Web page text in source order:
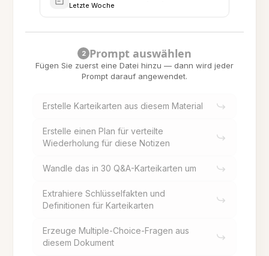
Letzte Woche
2 Prompt auswählen
Fügen Sie zuerst eine Datei hinzu — dann wird jeder
Prompt darauf angewendet.
Erstelle Karteikarten aus diesem Material
Erstelle einen Plan für verteilte
Wiederholung für diese Notizen
Wandle das in 30 Q&A-Karteikarten um
Extrahiere Schlüsselfakten und
Definitionen für Karteikarten
Erzeuge Multiple-Choice-Fragen aus
diesem Dokument